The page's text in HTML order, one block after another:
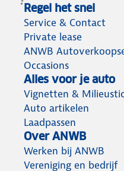
Regel het snel
Service & Contact
Private lease
ANWB
Occasions
Alles voor je auto
Vignetten &
Auto artikelen
Laadpassen
Over ANWB
Werken bij ANWB
Vereniging en bedrijf